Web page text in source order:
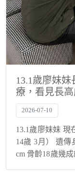
13.1歲廖妹
療，看見長
2026-07-10
13.1歲廖妹妹 現
14歲 3月） 遺傳
cm 骨齡18歲幾